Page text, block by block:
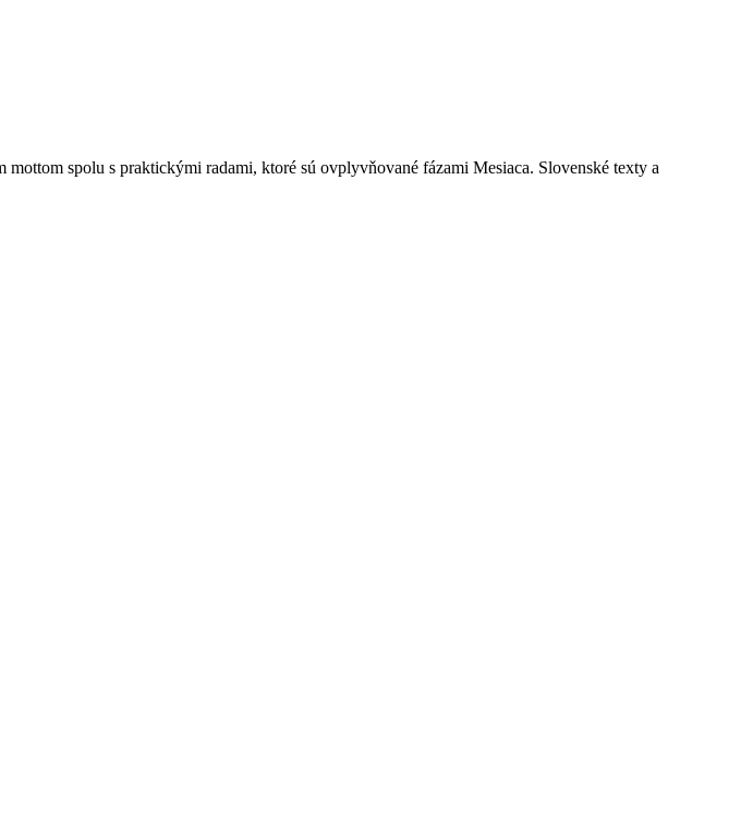
spolu s praktickými radami, ktoré sú ovplyvňované fázami Mesiaca. Slovenské texty a